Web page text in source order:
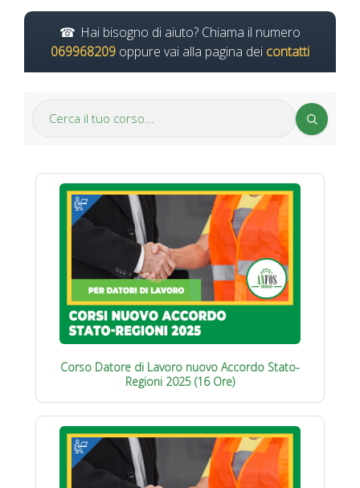
Hai bisogno di aiuto? Chiama il numero
069968209 oppure vai alla pagina dei contatti
Corso Datore di Lavoro nuovo Accordo Stato-
Regioni 2025 (16 Ore)